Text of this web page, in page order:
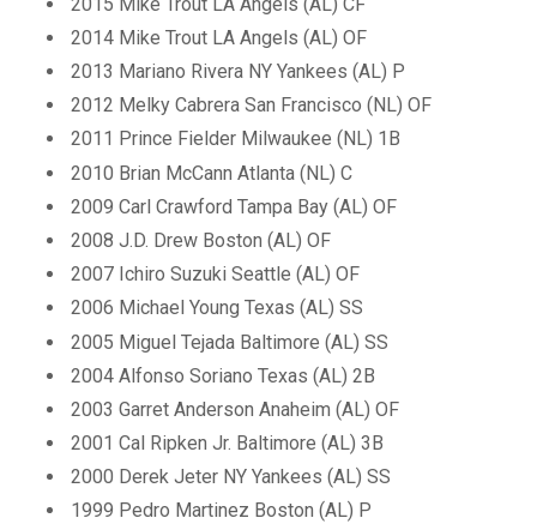
2014 Mike Trout LA Angels (AL) OF
2013 Mariano Rivera NY Yankees (AL) P
2012 Melky Cabrera San Francisco (NL) OF
2011 Prince Fielder Milwaukee (NL) 1B
2010 Brian McCann Atlanta (NL) C
2009 Carl Crawford Tampa Bay (AL) OF
2008 J.D. Drew Boston (AL) OF
2007 Ichiro Suzuki Seattle (AL) OF
2006 Michael Young Texas (AL) SS
2005 Miguel Tejada Baltimore (AL) SS
2004 Alfonso Soriano Texas (AL) 2B
2003 Garret Anderson Anaheim (AL) OF
2001 Cal Ripken Jr. Baltimore (AL) 3B
2000 Derek Jeter NY Yankees (AL) SS
1999 Pedro Martinez Boston (AL) P